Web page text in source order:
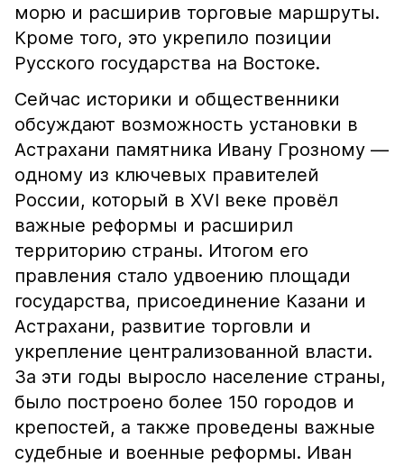
морю и расширив торговые маршруты.
Кроме того, это укрепило позиции
Русского государства на Востоке.
Сейчас историки и общественники
обсуждают возможность установки в
Астрахани памятника Ивану Грозному —
одному из ключевых правителей
России, который в XVI веке провёл
важные реформы и расширил
территорию страны. Итогом его
правления стало удвоению площади
государства, присоединение Казани и
Астрахани, развитие торговли и
укрепление централизованной власти.
За эти годы выросло население страны,
было построено более 150 городов и
крепостей, а также проведены важные
судебные и военные реформы. Иван